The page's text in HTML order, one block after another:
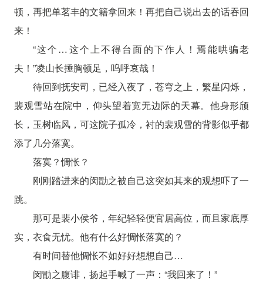
顿，再把单茗丰的文籍拿回来！再把自己说出去的话吞回
来！
“这个…这个上不得台面的下作人！焉能哄骗老
夫！”凌山长捶胸顿足，呜呼哀哉！
待回到抚安司，已经入夜了，苍穹之上，繁星闪烁，
裴观雪站在院中，仰头望着宽无边际的天幕。他身形颀
长，玉树临风，可这院子孤冷，衬的裴观雪的背影似乎都
添了几分落寞。
落寞？惆怅？
刚刚踏进来的闵勖之被自己这突如其来的观想吓了一
跳。
那可是裴小侯爷，年纪轻轻便官居高位，而且家底厚
实，衣食无忧。他有什么好惆怅落寞的？
有时间替他惆怅不如好好想想自己…
闵勖之腹诽，扬起手喊了一声：“我回来了！”